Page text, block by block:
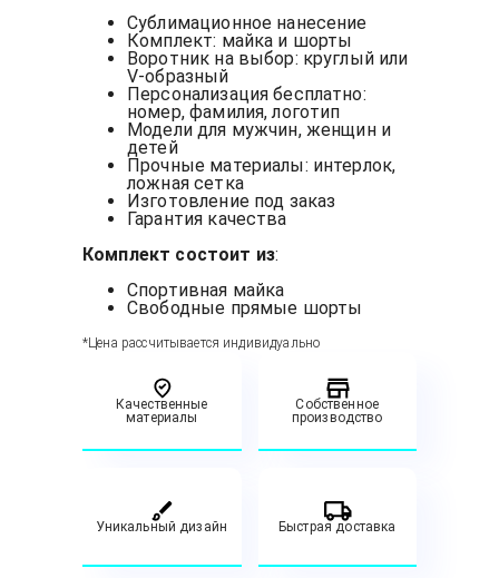
Сублимационное нанесение
Комплект: майка и шорты
Воротник на выбор: круглый или
V-образный
Персонализация бесплатно:
номер, фамилия, логотип
Модели для мужчин, женщин и
детей
Прочные материалы: интерлок,
ложная сетка
Изготовление под заказ
Гарантия качества
Комплект состоит из:
Спортивная майка
Свободные прямые шорты
*Цена рассчитывается индивидуально
Качественные
материалы
Собственное
производство
Уникальный дизайн Быстрая доставка